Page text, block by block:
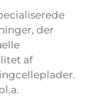
der
af